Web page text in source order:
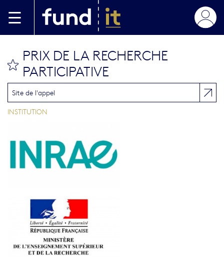
PRIX DE LA RECHERCHE
PARTICIPATIVE
Site de l'appel
INSTITUTION